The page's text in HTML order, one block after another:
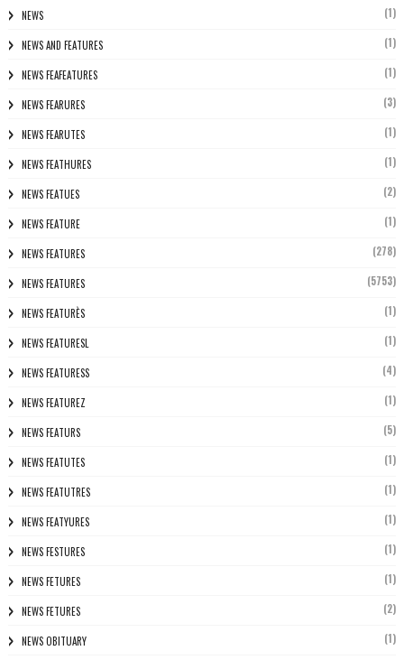
NEWS (1)
NEWS AND FEATURES (1)
NEWS FEAFEATURES (1)
NEWS FEARURES (3)
NEWS FEARUTES (1)
NEWS FEATHURES (1)
NEWS FEATUES (2)
NEWS FEATURE (1)
NEWS FEATURES (278)
NEWS FEATURES (5753)
NEWS FEATURÈS (1)
NEWS FEATURESL (1)
NEWS FEATURESS (4)
NEWS FEATUREZ (1)
NEWS FEATURS (5)
NEWS FEATUTES (1)
NEWS FEATUTRES (1)
NEWS FEATYURES (1)
NEWS FESTURES (1)
NEWS FETURES (1)
NEWS FETURES (2)
NEWS OBITUARY (1)